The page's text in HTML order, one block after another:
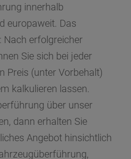
innerhalb
europaweit. Das
Nach erfolgreicher
Sie sich bei jeder
Preis (unter Vorbehalt)
kalkulieren lassen.
über unser
dann erhalten Sie
Angebot hinsichtlich